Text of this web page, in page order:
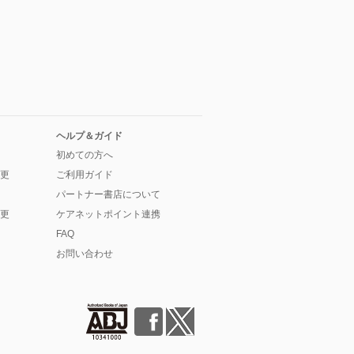
ヘルプ＆ガイド
初めての方へ
ご利用ガイド
パートナー書店について
ケアネットポイント連携
FAQ
お問い合わせ